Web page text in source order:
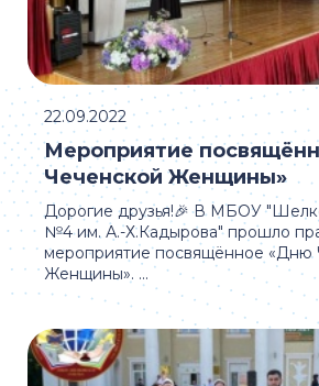
Дорогие друзья!🎉 В МБОУ
№4 им. А.-Х.Кадырова" прошло
мероприятие посвящённое «Дню
Женщины». ...
Мероприятие
Чеченской Женщины»
22.09.2022